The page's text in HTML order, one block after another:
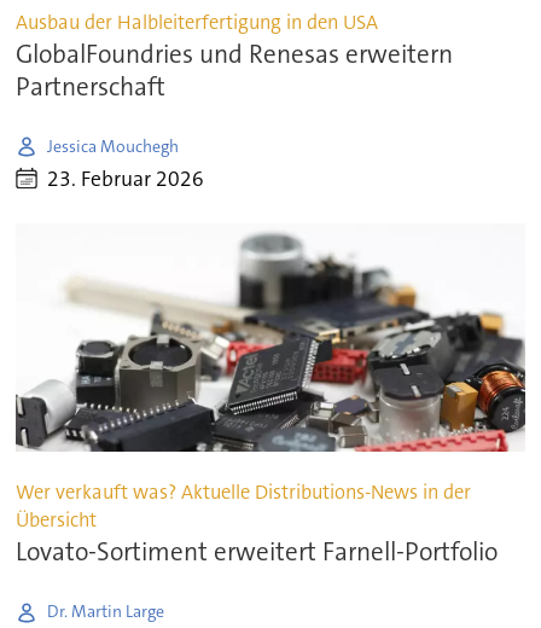
Ausbau der Halbleiterfertigung in den USA
GlobalFoundries und Renesas erweitern
Partnerschaft
Jessica Mouchegh
23. Februar 2026
Wer verkauft was? Aktuelle Distributions-News in der
Übersicht
Lovato-Sortiment erweitert Farnell-Portfolio
Dr. Martin Large